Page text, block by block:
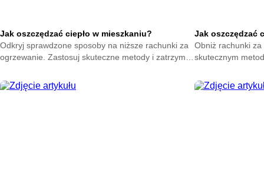
Jak oszczędzać ciepło w mieszkaniu?
Odkryj sprawdzone sposoby na niższe rachunki za
ogrzewanie. Zastosuj skuteczne metody i zatrzymaj
Jak oszczędzać
Obniż rachunki
skutecznym
oszczędzać już